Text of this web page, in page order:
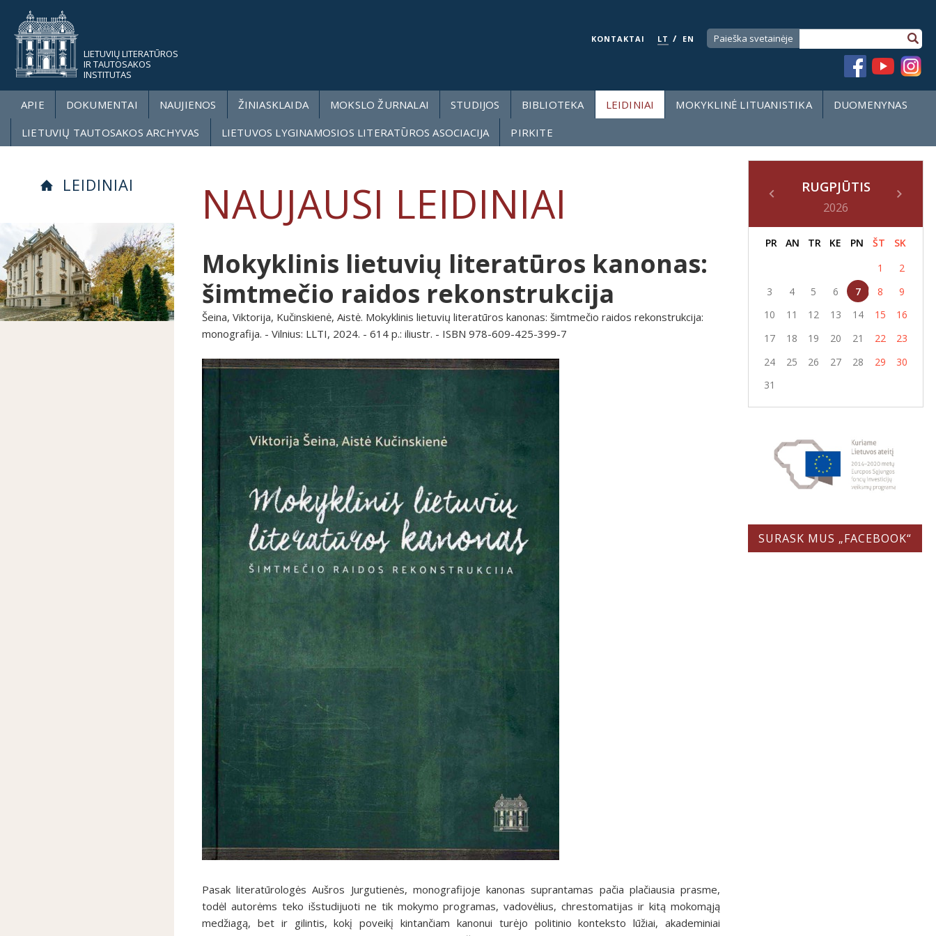
LIETUVIŲ LITERATŪROS
IR TAUTOSAKOS
INSTITUTAS
KONTAKTAI LT / EN Paieška svetainėje
APIE DOKUMENTAI NAUJIENOS ŽINIASKLAIDA MOKSLO ŽURNALAI STUDIJOS BIBLIOTEKA LEIDINIAI MOKYKLINĖ LITUANISTIKA
DUOMENYNAS
LIETUVIŲ TAUTOSAKOS ARCHYVAS
LIETUVOS LYGINAMOSIOS LITERATŪROS ASOCIACIJA PIRKITE
LEIDINIAI NAUJAUSI LEIDINIAI
Mokyklinis lietuvių literatūros kanonas:
šimtmečio raidos rekonstrukcija
Šeina, Viktorija, Kučinskienė, Aistė. Mokyklinis lietuvių literatūros kanonas: šimtmečio raidos rekonstrukcija:
monografija. - Vilnius: LLTI, 2024. - 614 p.: iliustr. - ISBN 978-609-425-399-7
Pasak literatūrologės Aušros Jurgutienės, monografijoje kanonas suprantamas pačia plačiausia prasme,
todėl autorėms teko išstudijuoti ne tik mokymo programas, vadovėlius, chrestomatijas ir kitą mokomąją
medžiagą, bet ir gilintis, kokį poveikį kintančiam kanonui turėjo politinio konteksto lūžiai, akademiniai
RUGPJŪTIS
2026
PR AN TR KE PN ŠT
SK
1
2
3
4 5 6 7 8
9
10
11 12 13 14 15
16
17
18 19 20 21 22
23
24
25 26 27 28 29
30
31
SURASK MUS „FACEBOOK“